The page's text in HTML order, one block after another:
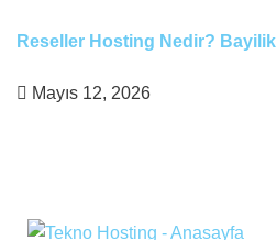
Reseller Hosting Nedir?
Mayıs 12, 2026